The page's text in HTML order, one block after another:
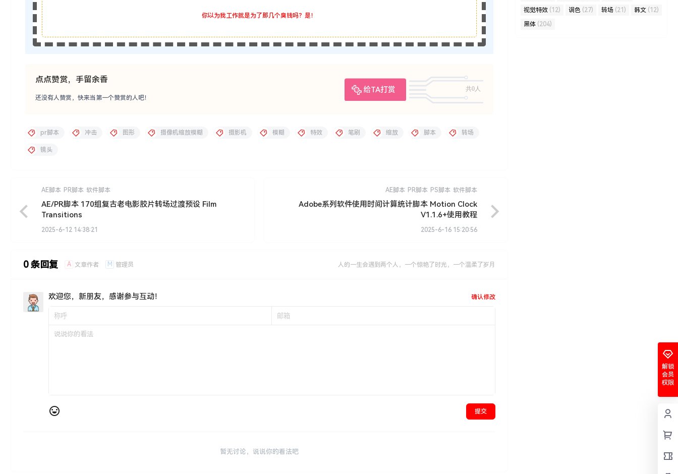
你以为我工作就是为了那几个臭钱吗？是！
点点赞赏，手留余香
给TA打赏
共0人
还没有人赞赏，快来当第一个赞赏的人吧！
pr脚本 冲击 图形 摄像机缩放模糊 摄影机 模糊 特效 笔刷 缩放 脚本 转场
镜头
AE脚本 PR脚本 软件脚本
AE/PR脚本 170组复古老电影胶片转场过渡预设 Film
Transitions
2025-6-12 14:38:21
AE脚本 PR脚本 PS脚本 软件脚本
Adobe系列软件使用时间计算统计脚本 Motion Clock
V1.1.6+使用教程
2025-6-16 15:20:56
0 条回复 A 文章作者 M 管理员 人的一生会遇到两个人，一个惊艳了时光，一个温柔了岁月
欢迎您，新朋友，感谢参与互动！ 确认修改
提交
暂无讨论，说说你的看法吧
视觉特效 (12) 调色 (27) 转场 (21) 韩文 (12)
黑体 (204)
解锁
会员
权限